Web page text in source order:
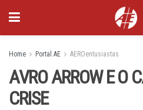
Home Portal AE AEROentusiastas
AVRO ARROW E O
CRISE